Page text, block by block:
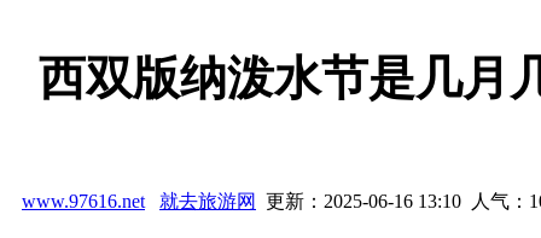
西双版纳泼水节是几月
www.97616.net 就去旅游网 更新：2025-06-16 13:10 人气：